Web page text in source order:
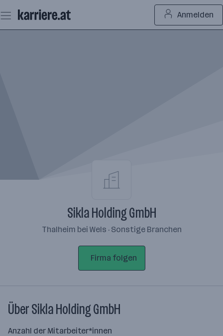
Seiteninhalt
springen
Anmelden
Sikla Holding GmbH
Thalheim bei Wels · Sonstige Branchen
Firma folgen
Über Sikla Holding GmbH
Anzahl der Mitarbeiter*innen